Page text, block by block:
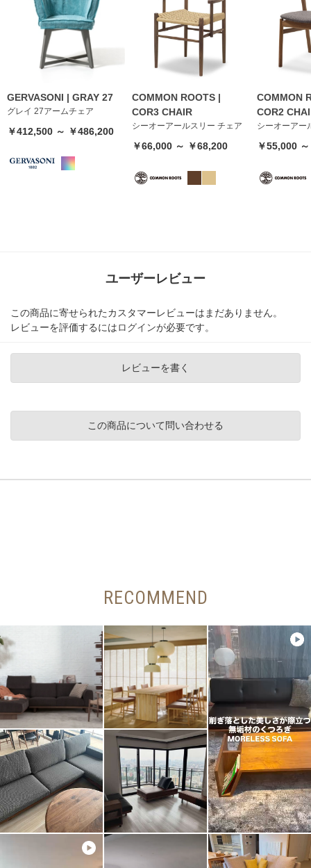
GERVASONI | GRAY 27
グレイ 27アームチェア
￥412,500 ～ ￥486,200
COMMON ROOTS |
COR3 CHAIR
シーオーアールスリー チェア
￥66,000 ～ ￥68,200
COMMON
COR2
シーオーアー
￥55,000
ユーザーレビュー
この商品に寄せられたカスタマーレビューはまだありません。
レビューを評価するにはログインが必要です。
レビューを書く
この商品について問い合わせる
RECOMMEND